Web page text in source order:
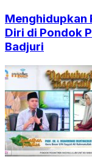
Menghidupkan
Diri di Pondok
Badjuri